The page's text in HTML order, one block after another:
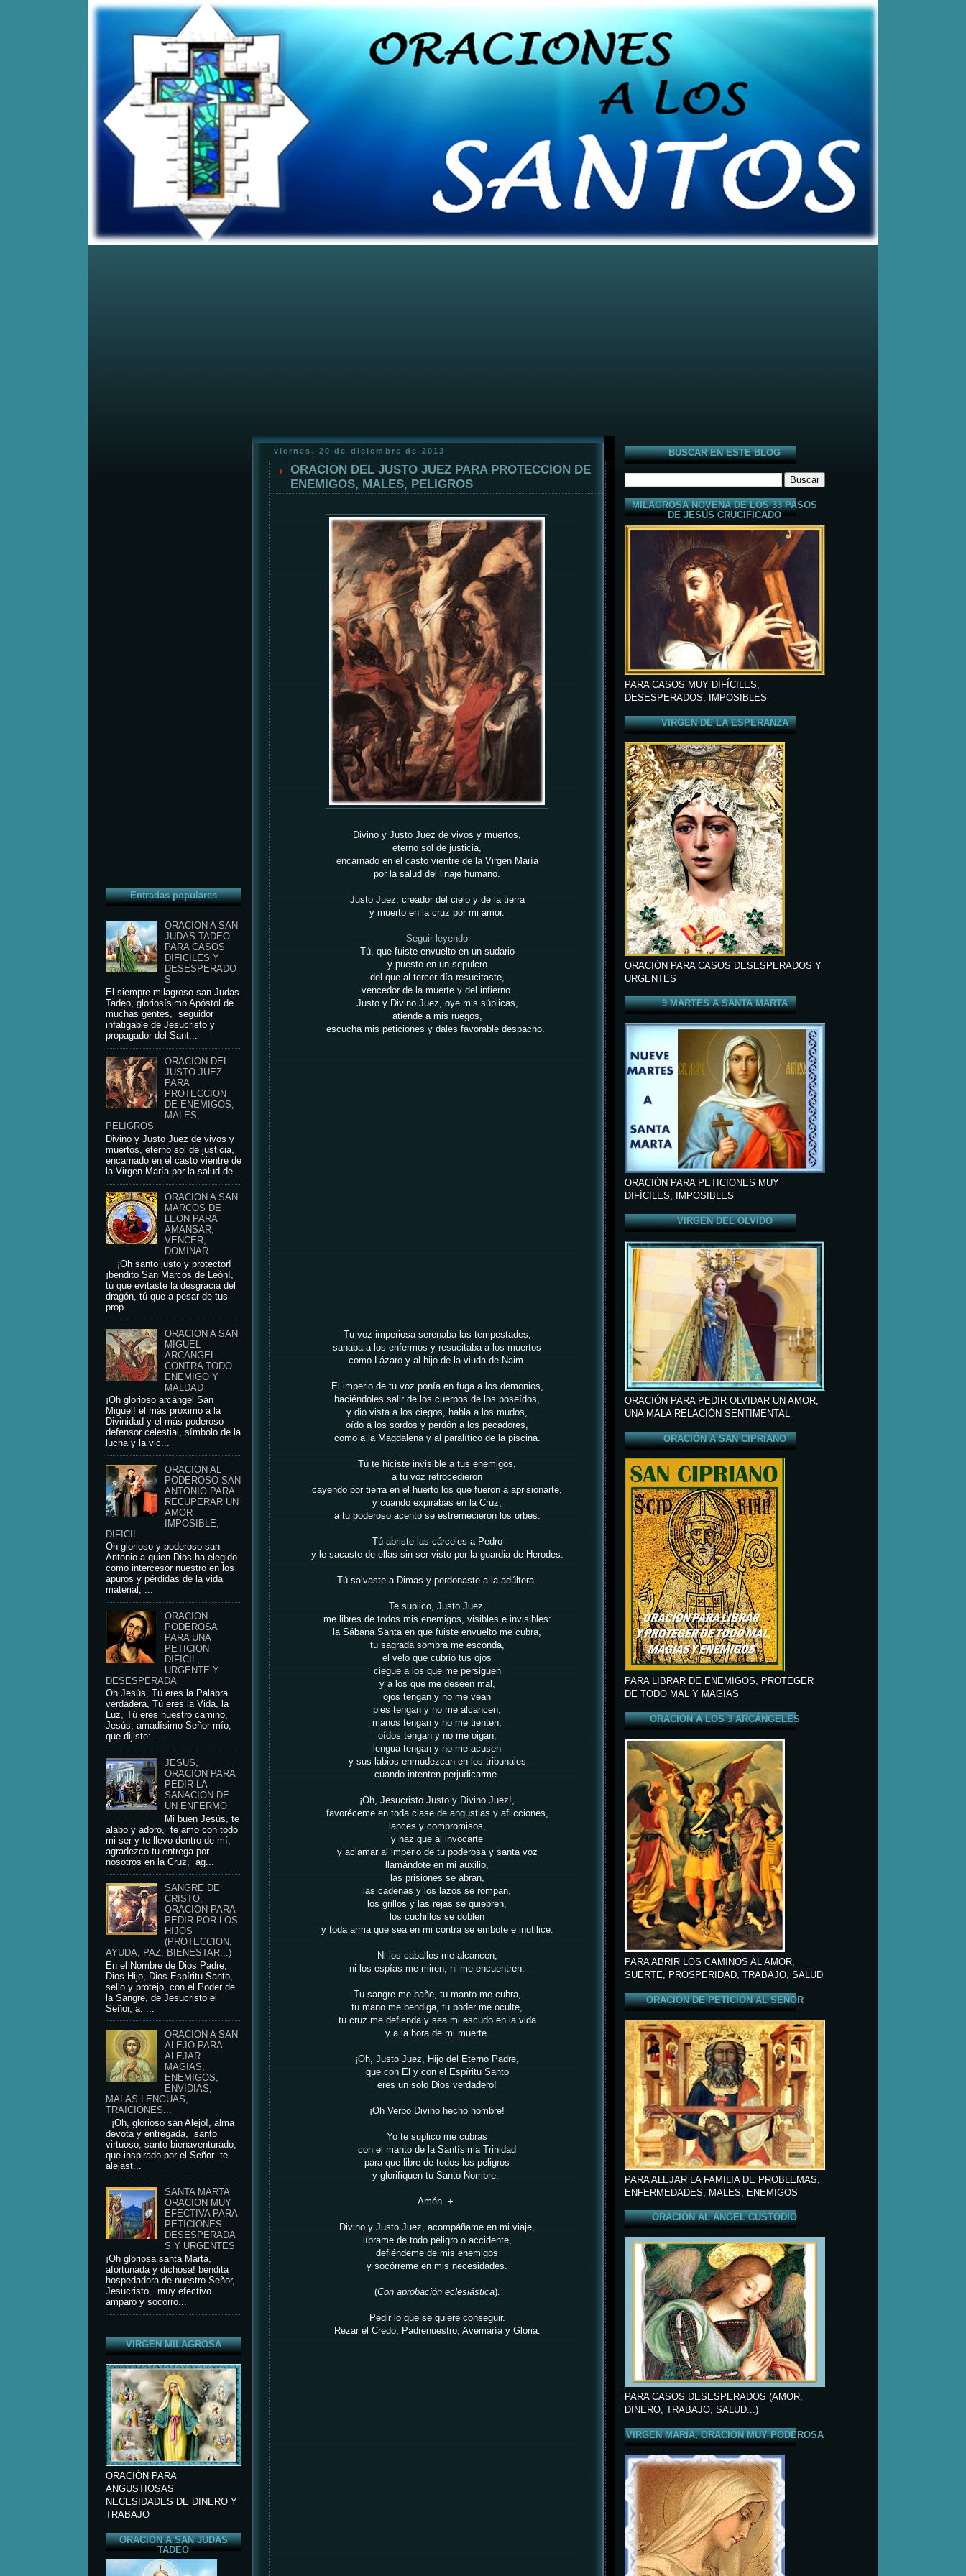
Home Posts RSS Comments RSS
Entradas populares
ORACION A SAN
JUDAS TADEO
PARA CASOS
DIFICILES Y
DESESPERADO
S
El siempre milagroso san Judas
Tadeo, gloriosísimo Apóstol de
muchas gentes, seguidor
infatigable de Jesucristo y
propagador del Sant...
ORACION DEL
JUSTO JUEZ
PARA
PROTECCION
DE ENEMIGOS,
MALES,
PELIGROS
Divino y Justo Juez de vivos y
muertos, eterno sol de justicia,
encarnado en el casto vientre de
la Virgen María por la salud de...
ORACION A SAN
MARCOS DE
LEON PARA
AMANSAR,
VENCER,
DOMINAR
¡Oh santo justo y protector!
¡bendito San Marcos de León!,
tú que evitaste la desgracia del
dragón, tú que a pesar de tus
prop...
ORACION A SAN
MIGUEL
ARCANGEL
CONTRA TODO
ENEMIGO Y
MALDAD
¡Oh glorioso arcángel San
Miguel! el más próximo a la
Divinidad y el más poderoso
defensor celestial, símbolo de la
lucha y la vic...
ORACION AL
PODEROSO SAN
ANTONIO PARA
RECUPERAR UN
AMOR
IMPOSIBLE,
DIFICIL
Oh glorioso y poderoso san
Antonio a quien Dios ha elegido
como intercesor nuestro en los
apuros y pérdidas de la vida
material, ...
ORACION
PODEROSA
PARA UNA
PETICION
DIFICIL,
URGENTE Y
DESESPERADA
Oh Jesús, Tú eres la Palabra
verdadera, Tú eres la Vida, la
Luz, Tú eres nuestro camino,
Jesús, amadísimo Señor mío,
que dijiste: ...
JESUS,
ORACION PARA
PEDIR LA
SANACION DE
UN ENFERMO
Mi buen Jesús, te
alabo y adoro, te amo con todo
mi ser y te llevo dentro de mí,
agradezco tu entrega por
nosotros en la Cruz, ag...
SANGRE DE
CRISTO,
ORACION PARA
PEDIR POR LOS
HIJOS
(PROTECCION,
AYUDA, PAZ, BIENESTAR...)
En el Nombre de Dios Padre,
Dios Hijo, Dios Espíritu Santo,
sello y protejo, con el Poder de
la Sangre, de Jesucristo el
Señor, a: ...
ORACION A SAN
ALEJO PARA
ALEJAR
MAGIAS,
ENEMIGOS,
ENVIDIAS,
MALAS LENGUAS,
TRAICIONES...
¡Oh, glorioso san Alejo!, alma
devota y entregada, santo
virtuoso, santo bienaventurado,
que inspirado por el Señor te
alejast...
SANTA MARTA
ORACION MUY
EFECTIVA PARA
PETICIONES
DESESPERADA
S Y URGENTES
¡Oh gloriosa santa Marta,
afortunada y dichosa! bendita
hospedadora de nuestro Señor,
Jesucristo, muy efectivo
amparo y socorro...
VIRGEN MILAGROSA
ORACIÓN PARA
ANGUSTIOSAS
NECESIDADES DE DINERO Y
TRABAJO
ORACIÓN A SAN JUDAS
TADEO
viernes, 20 de diciembre de 2013
ORACION DEL JUSTO JUEZ PARA PROTECCION DE
ENEMIGOS, MALES, PELIGROS
Divino y Justo Juez de vivos y muertos,
eterno sol de justicia,
encarnado en el casto vientre de la Virgen María
por la salud del linaje humano.
Justo Juez, creador del cielo y de la tierra
y muerto en la cruz por mi amor.
Seguir leyendo
Tú, que fuiste envuelto en un sudario
y puesto en un sepulcro
del que al tercer día resucitaste,
vencedor de la muerte y del infierno.
Justo y Divino Juez, oye mis súplicas,
atiende a mis ruegos,
escucha mis peticiones y dales favorable despacho.
Tu voz imperiosa serenaba las tempestades,
sanaba a los enfermos y resucitaba a los muertos
como Lázaro y al hijo de la viuda de Naim.
El imperio de tu voz ponía en fuga a los demonios,
haciéndoles salir de los cuerpos de los poseídos,
y dio vista a los ciegos, habla a los mudos,
oído a los sordos y perdón a los pecadores,
como a la Magdalena y al paralítico de la piscina.
Tú te hiciste invisible a tus enemigos,
a tu voz retrocedieron
cayendo por tierra en el huerto los que fueron a aprisionarte,
y cuando expirabas en la Cruz,
a tu poderoso acento se estremecieron los orbes.
Tú abriste las cárceles a Pedro
y le sacaste de ellas sin ser visto por la guardia de Herodes.
Tú salvaste a Dimas y perdonaste a la adúltera.
Te suplico, Justo Juez,
me libres de todos mis enemigos, visibles e invisibles:
la Sábana Santa en que fuiste envuelto me cubra,
tu sagrada sombra me esconda,
el velo que cubrió tus ojos
ciegue a los que me persiguen
y a los que me deseen mal,
ojos tengan y no me vean
pies tengan y no me alcancen,
manos tengan y no me tienten,
oídos tengan y no me oigan,
lengua tengan y no me acusen
y sus labios enmudezcan en los tribunales
cuando intenten perjudicarme.
¡Oh, Jesucristo Justo y Divino Juez!,
favoréceme en toda clase de angustias y aflicciones,
lances y compromisos,
y haz que al invocarte
y aclamar al imperio de tu poderosa y santa voz
llamándote en mi auxilio,
las prisiones se abran,
las cadenas y los lazos se rompan,
los grillos y las rejas se quiebren,
los cuchillos se doblen
y toda arma que sea en mi contra se embote e inutilice.
Ni los caballos me alcancen,
ni los espías me miren, ni me encuentren.
Tu sangre me bañe, tu manto me cubra,
tu mano me bendiga, tu poder me oculte,
tu cruz me defienda y sea mi escudo en la vida
y a la hora de mi muerte.
¡Oh, Justo Juez, Hijo del Eterno Padre,
que con Él y con el Espíritu Santo
eres un solo Dios verdadero!
¡Oh Verbo Divino hecho hombre!
Yo te suplico me cubras
con el manto de la Santísima Trinidad
para que libre de todos los peligros
y glorifiquen tu Santo Nombre.
Amén. +
Divino y Justo Juez, acompáñame en mi viaje,
líbrame de todo peligro o accidente,
defiéndeme de mis enemigos
y socórreme en mis necesidades.
(Con aprobación eclesiástica).
Pedir lo que se quiere conseguir.
Rezar el Credo, Padrenuestro, Avemaría y Gloria.
BUSCAR EN ESTE BLOG
MILAGROSA NOVENA DE LOS 33 PASOS
DE JESÚS CRUCIFICADO
PARA CASOS MUY DIFÍCILES,
DESESPERADOS, IMPOSIBLES
VIRGEN DE LA ESPERANZA
ORACIÓN PARA CASOS DESESPERADOS Y
URGENTES
9 MARTES A SANTA MARTA
ORACIÓN PARA PETICIONES MUY
DIFÍCILES, IMPOSIBLES
VIRGEN DEL OLVIDO
ORACIÓN PARA PEDIR OLVIDAR UN AMOR,
UNA MALA RELACIÓN SENTIMENTAL
ORACIÓN A SAN CIPRIANO
PARA LIBRAR DE ENEMIGOS, PROTEGER
DE TODO MAL Y MAGIAS
ORACIÓN A LOS 3 ARCÁNGELES
PARA ABRIR LOS CAMINOS AL AMOR,
SUERTE, PROSPERIDAD, TRABAJO, SALUD
ORACIÓN DE PETICIÓN AL SEÑOR
PARA ALEJAR LA FAMILIA DE PROBLEMAS,
ENFERMEDADES, MALES, ENEMIGOS
ORACIÓN AL ÁNGEL CUSTODIO
PARA CASOS DESESPERADOS (AMOR,
DINERO, TRABAJO, SALUD...)
VIRGEN MARÍA, ORACIÓN MUY PODEROSA